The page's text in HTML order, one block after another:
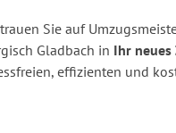
Sie auf
Gladbach in Ihr neues
effizienten und